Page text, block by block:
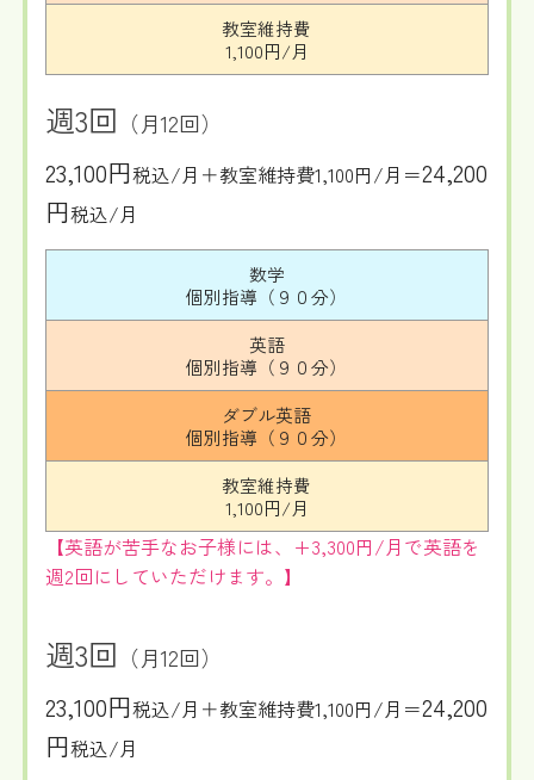
教室維持費
1,100円/月
週3回 （月12回）
23,100円税込/月＋教室維持費1,100円/月＝24,200
円税込/月
数学
個別指導（９０分）
英語
個別指導（９０分）
ダブル英語
個別指導（９０分）
教室維持費
1,100円/月
【英語が苦手なお子様には、+3,300円/月で英語を
週2回にしていただけます。】
週3回 （月12回）
23,100円税込/月＋教室維持費1,100円/月＝24,200
円税込/月